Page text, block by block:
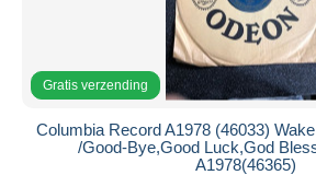
Gratis verzending
Columbia Record A1978 (46033)
/Good-Bye,Good Luck,God
A1978(46365)